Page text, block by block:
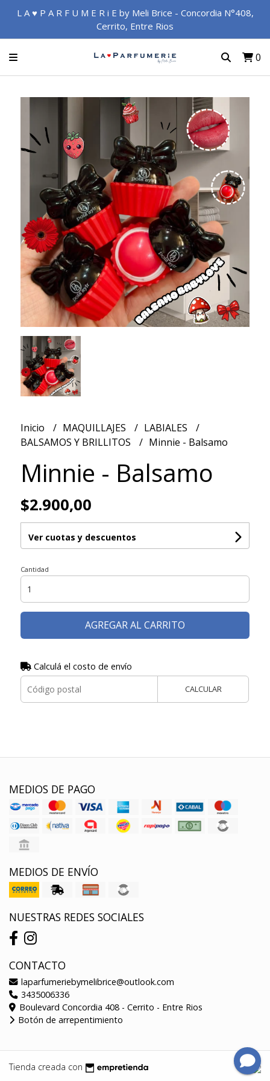
L A ♥ P A R F U M E R i E by Meli Brice - Concordia N°408,
Cerrito, Entre Rios
0
Inicio MAQUILLAJES
LABIALES
BALSAMOS Y BRILLITOS
Minnie - Balsamo
Minnie - Balsamo
$2.900,00
Ver cuotas y descuentos
Cantidad
AGREGAR AL CARRITO
Calculá el costo de envío
CALCULAR
MEDIOS DE PAGO
MEDIOS DE ENVÍO
NUESTRAS REDES SOCIALES
CONTACTO
laparfumeriebymelibrice@outlook.com
3435006336
Boulevard Concordia 408 - Cerrito - Entre Rios
Botón de arrepentimiento
Tienda creada con